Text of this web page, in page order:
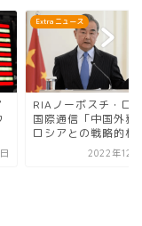
Extra ニュース
「トランプを小便に
てまで偽装を続ける
党」
2022年8